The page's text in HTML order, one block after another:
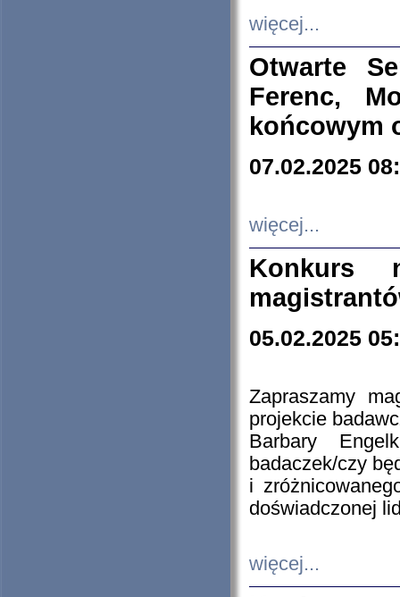
więcej...
Otwarte
Ferenc,
końcowym
07.02.2025
więcej...
Konkurs
05.02.2025
Zapraszamy
projekcie
Barbary
badaczek/czy
i
doświadczonej
więcej...